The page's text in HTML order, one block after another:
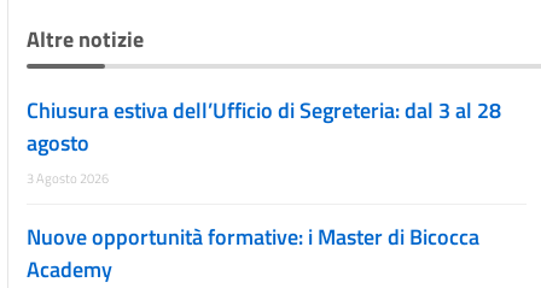
Altre notizie
Chiusura estiva dell’Ufficio di Segreteria: dal 3 al 28
agosto
3 Agosto 2026
Nuove opportunità formative: i Master di Bicocca
Academy